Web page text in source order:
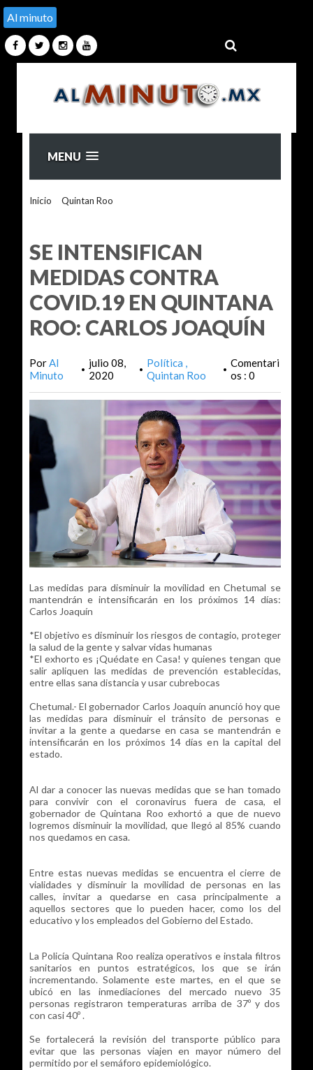
Al minuto
MENU
Inicio Quintan Roo
SE INTENSIFICAN
MEDIDAS CONTRA
COVID.19 EN QUINTANA
ROO: CARLOS JOAQUÍN
PorAl
Minuto
• julio 08,
2020
• Política
Quintan Roo
• Comentari
os : 0
Las medidas para disminuir la movilidad en Chetumal se
mantendrán e intensificarán en los próximos 14 días:
Carlos Joaquín
*El objetivo es disminuir los riesgos de contagio, proteger
la salud de la gente y salvar vidas humanas
*El exhorto es ¡Quédate en Casa! y quienes tengan que
salir apliquen las medidas de prevención establecidas,
entre ellas sana distancia y usar cubrebocas
Chetumal.- El gobernador Carlos Joaquín anunció hoy que
las medidas para disminuir el tránsito de personas e
invitar a la gente a quedarse en casa se mantendrán e
intensificarán en los próximos 14 días en la capital del
estado.
Al dar a conocer las nuevas medidas que se han tomado
para convivir con el coronavirus fuera de casa, el
gobernador de Quintana Roo exhortó a que de nuevo
logremos disminuir la movilidad, que llegó al 85% cuando
nos quedamos en casa.
Entre estas nuevas medidas se encuentra el cierre de
vialidades y disminuir la movilidad de personas en las
calles, invitar a quedarse en casa principalmente a
aquellos sectores que lo pueden hacer, como los del
educativo y los empleados del Gobierno del Estado.
La Policía Quintana Roo realiza operativos e instala filtros
sanitarios en puntos estratégicos, los que se irán
incrementando. Solamente este martes, en el que se
ubicó en las inmediaciones del mercado nuevo 35
personas registraron temperaturas arriba de 37º y dos
con casi 40º .
Se fortalecerá la revisión del transporte público para
evitar que las personas viajen en mayor número del
permitido por el semáforo epidemiológico.